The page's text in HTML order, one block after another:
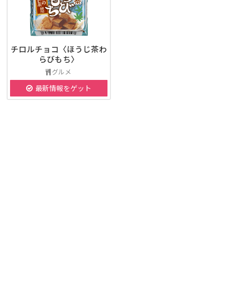
チロルチョコ〈ほうじ茶わ
らびもち〉
グルメ
最新情報をゲット